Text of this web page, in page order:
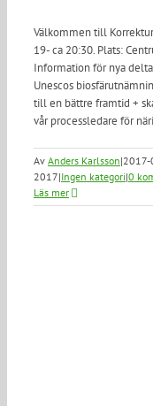
Välkommen till
19- ca 20:30. Plats:
Information för nya
Unescos
till en bättre framtid +
vår processledare för
Av Anders Karlsson|2017-
2017|Ingen kategori|0
Läs mer